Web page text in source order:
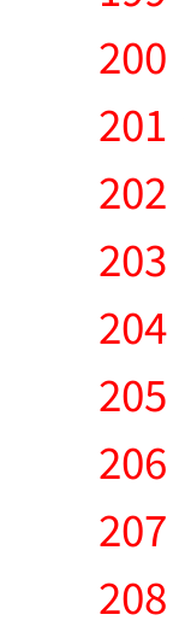
200
201
202
203
204
205
206
207
208